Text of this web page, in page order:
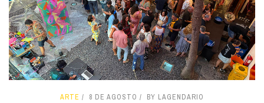
ARTE 8 DE AGOSTO BY LAGENDARIO